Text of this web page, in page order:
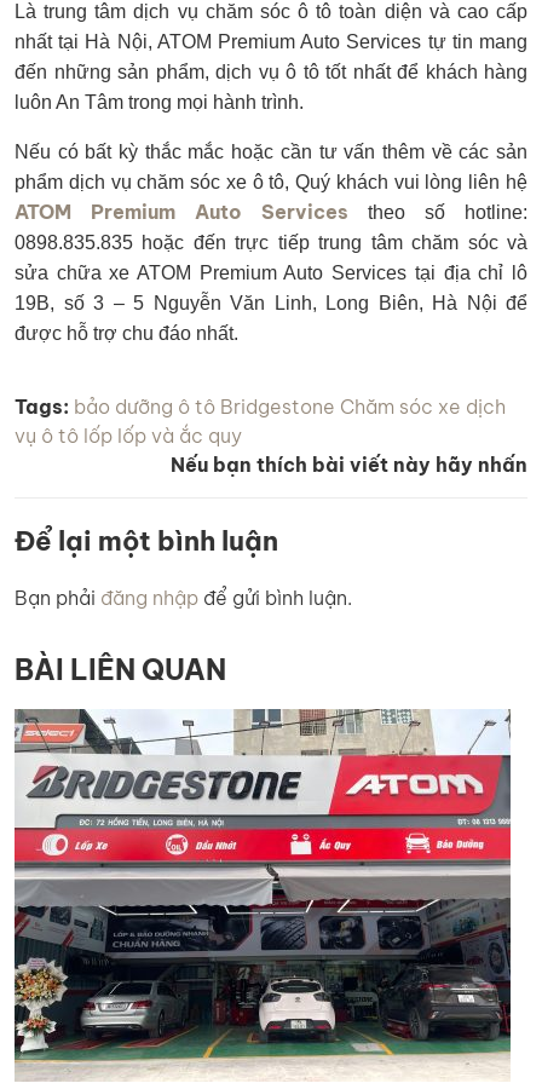
Là trung tâm dịch vụ chăm sóc ô tô toàn diện và cao cấp
nhất tại Hà Nội, ATOM Premium Auto Services tự tin mang
đến những sản phẩm, dịch vụ ô tô tốt nhất để khách hàng
luôn An Tâm trong mọi hành trình.
Nếu có bất kỳ thắc mắc hoặc cần tư vấn thêm về các sản
phẩm dịch vụ chăm sóc xe ô tô, Quý khách vui lòng liên hệ
ATOM Premium Auto Services theo số hotline:
0898.835.835 hoặc đến trực tiếp trung tâm chăm sóc và
sửa chữa xe ATOM Premium Auto Services tại địa chỉ lô
19B, số 3 – 5 Nguyễn Văn Linh, Long Biên, Hà Nội để
được hỗ trợ chu đáo nhất.
Tags: bảo dưỡng ô tô Bridgestone Chăm sóc xe dịch
vụ ô tô lốp lốp và ắc quy
Nếu bạn thích bài viết này hãy nhấn
Để lại một bình luận
Bạn phải đăng nhập để gửi bình luận.
BÀI LIÊN QUAN